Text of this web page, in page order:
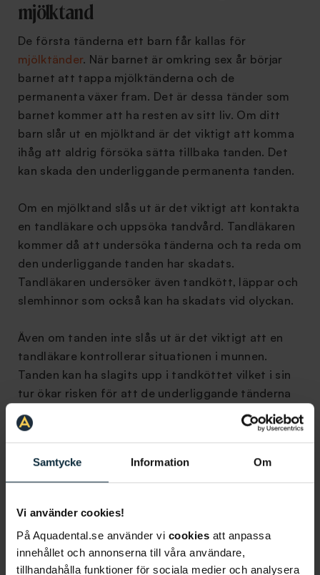
Samtycke Information Om
Vi använder cookies!
På Aquadental.se använder vi cookies att anpassa
innehållet och annonserna till våra användare,
tillhandahålla funktioner för sociala medier och analysera
mjölktand
De första tänderna ett barn får kallas för
mjölktänder. När barnet är omkring sex år börjar
barnet att tappa mjölktänderna och de
permanenta växer fram. Det är dessa tänder som
barnet kommer att ha resten av sitt liv. Om ditt
barn slår ut en mjölktand är det viktigt att komma
ihåg att aldrig försöka sätta tillbaka tanden. Det
kan skada den underliggande permanenta tanden.
Om en mjölktand slås ut är det viktigt att kontakta
en tandläkare och uppsöka tandvård. Tandläkaren
kommer då att undersöka tänderna och ta reda om
den underliggande tanden har skadats.
Tandläkaren undersöker även tandkött, läppar och
slemhinnor som också kan ha skadats vid olyckan.
Även om tanden inte slås ut är det viktigt att en
tandläkare kontrollerar situationen i munnen.
Tanden kan ha slagits upp i tandköttet vilket i sin
tur ökar risken för att de underliggande tänderna
påverkas.
mycket annat att göra än att vänta på att den
permanenta tanden växer fram. Om barnet slår ut